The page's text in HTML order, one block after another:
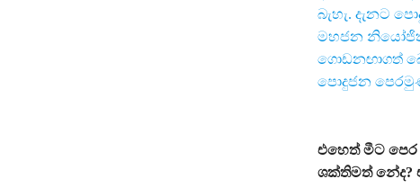
බැහැ. දැනට
මහජන
ගොඩනඟාගත්
පොදුජන
එහෙත් මීට
ශක්තිමත් නේද?